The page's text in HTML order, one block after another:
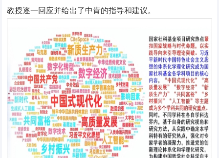
教授逐一回应并给出了中肯的指导和建议。